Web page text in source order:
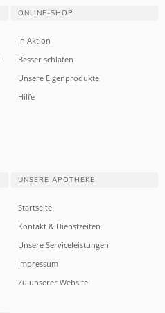
ONLINE-SHOP
In Aktion
Besser schlafen
Unsere Eigenprodukte
Hilfe
UNSERE APOTHEKE
Startseite
Kontakt & Dienstzeiten
Unsere Serviceleistungen
Impressum
Zu unserer Website